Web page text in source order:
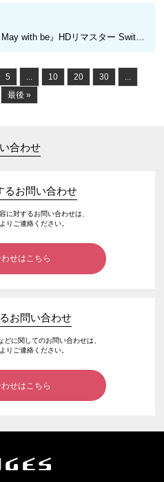
with be』HDリマスター Swit…
5 ... 10 20 30
...
最後 »
合わせ
るお問い合わせ
に対するお問い合わせは、
りご連絡ください。
せはこちら
お問い合わせ
に関してのお問い合わせは、
りご連絡ください。
せはこちら